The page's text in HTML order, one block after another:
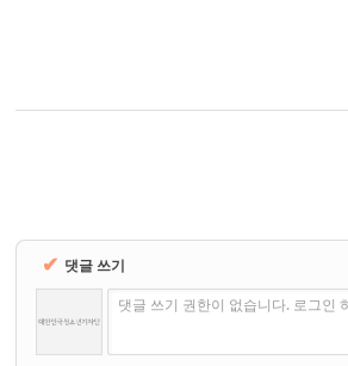
✔ 댓글 쓰기
댓글 쓰기 권한이 없습니다. 로그인